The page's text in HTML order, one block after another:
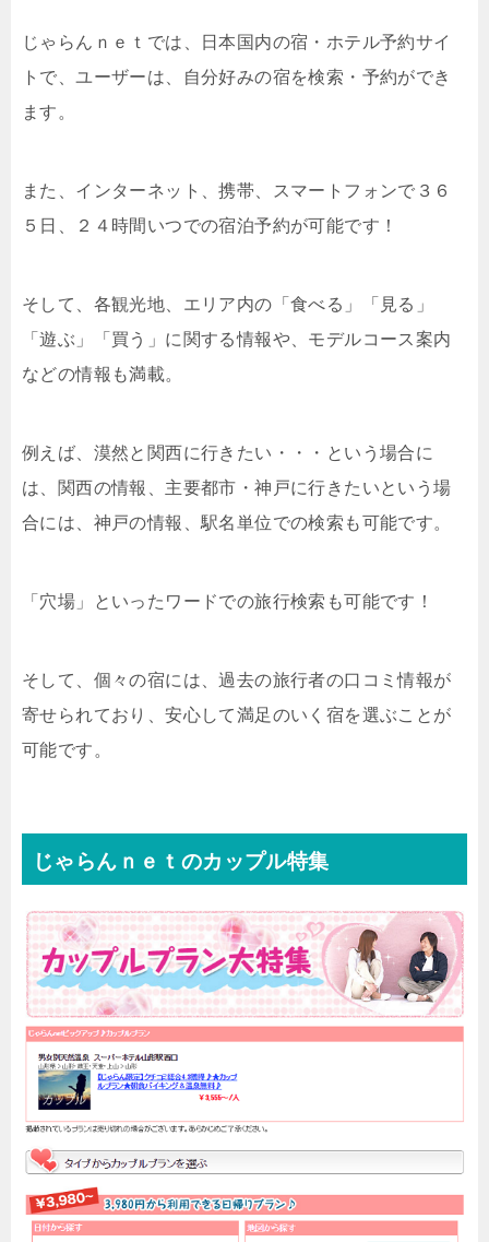
じゃらんｎｅｔでは、日本国内の宿・ホテル予約サイ
トで、ユーザーは、自分好みの宿を検索・予約ができ
ます。
また、インターネット、携帯、スマートフォンで３６
５日、２４時間いつでの宿泊予約が可能です！
そして、各観光地、エリア内の「食べる」「見る」
「遊ぶ」「買う」に関する情報や、モデルコース案内
などの情報も満載。
例えば、漠然と関西に行きたい・・・という場合に
は、関西の情報、主要都市・神戸に行きたいという場
合には、神戸の情報、駅名単位での検索も可能です。
「穴場」といったワードでの旅行検索も可能です！
そして、個々の宿には、過去の旅行者の口コミ情報が
寄せられており、安心して満足のいく宿を選ぶことが
可能です。
じゃらんｎｅｔのカップル特集